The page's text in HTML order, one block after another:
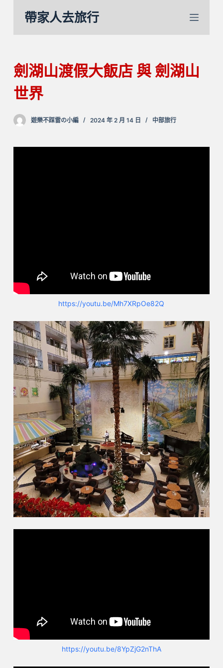
內
容
帶家人去旅行
劍湖山渡假大飯店 與 劍湖山
世界
遊樂不踩雷の小編 2024 年 2 月 14 日 中部旅行
https://youtu.be/Mh7XRpOe82Q
https://youtu.be/8YpZjG2nThA